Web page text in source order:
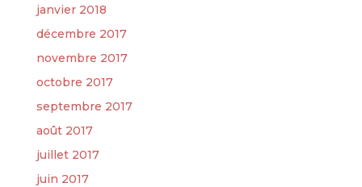
janvier 2018
décembre 2017
novembre 2017
octobre 2017
septembre 2017
août 2017
juillet 2017
juin 2017